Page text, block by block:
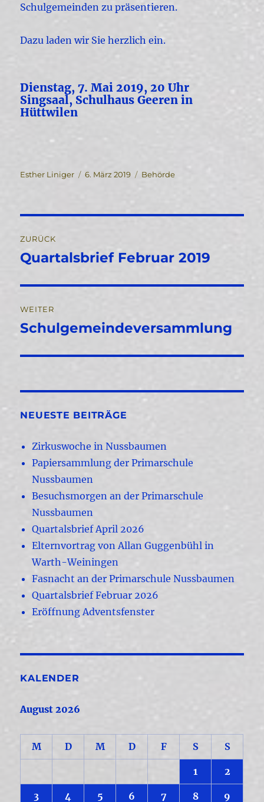
Schulgemeinden zu präsentieren.
Dazu laden wir Sie herzlich ein.
Dienstag, 7. Mai 2019, 20 Uhr
Singsaal, Schulhaus Geeren in
Hüttwilen
Autor
Esther Liniger
Veröffentlicht
6. März 2019 Kategorien
Behörde
ZURÜCK
Vorheriger
Quartalsbrief Februar 2019
WEITER
Nächster
Schulgemeindeversammlung
NEUESTE BEITRÄGE
Zirkuswoche in Nussbaumen
Papiersammlung der Primarschule
Nussbaumen
Besuchsmorgen an der Primarschule
Nussbaumen
Quartalsbrief April 2026
Elternvortrag von Allan Guggenbühl in
Warth-Weiningen
Fasnacht an der Primarschule Nussbaumen
Quartalsbrief Februar 2026
Eröffnung Adventsfenster
KALENDER
August 2026
M D M D F S S
1 2
3 4 5 6 7 8 9